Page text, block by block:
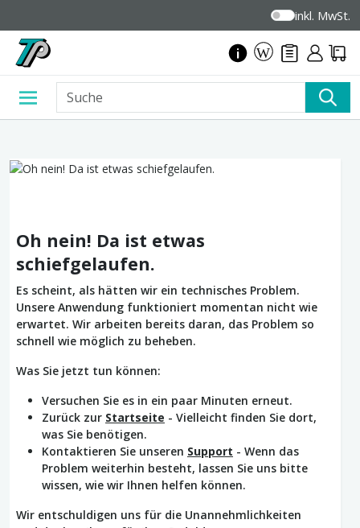
inkl. MwSt.
Oh nein! Da ist etwas
schiefgelaufen.
Es scheint, als hätten wir ein technisches Problem.
Unsere Anwendung funktioniert momentan nicht wie
erwartet. Wir arbeiten bereits daran, das Problem so
schnell wie möglich zu beheben.
Was Sie jetzt tun können:
Versuchen Sie es in ein paar Minuten erneut.
Zurück zur Startseite - Vielleicht finden Sie dort,
was Sie benötigen.
Kontaktieren Sie unseren Support - Wenn das
Problem weiterhin besteht, lassen Sie uns bitte
wissen, wie wir Ihnen helfen können.
Wir entschuldigen uns für die Unannehmlichkeiten